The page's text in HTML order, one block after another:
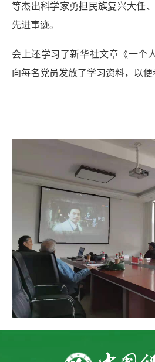
等杰出科学家勇担民族复兴大任
先进事迹。
会上还学习了新华社文章《一个
向每名党员发放了学习资料，以便